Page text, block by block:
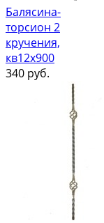
Балясина-
торсион 2
кручения,
кв12х900
340 руб.